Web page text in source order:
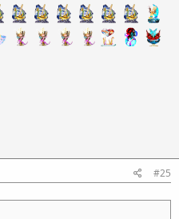
#25